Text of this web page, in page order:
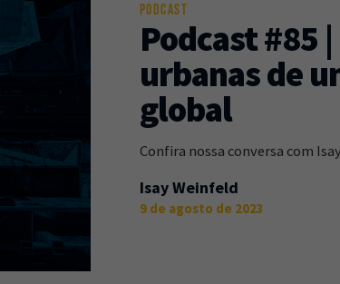
PODCAST
Podcast #85
urbanas de
global
Confira nossa conversa com
Isay Weinfeld
9 de agosto de 2023